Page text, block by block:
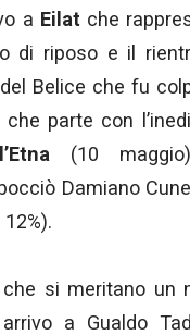
a Eilatche
di riposo e il
del Belice che fu
parte con
(10
Damiano
che si meritano un
a Gualdo